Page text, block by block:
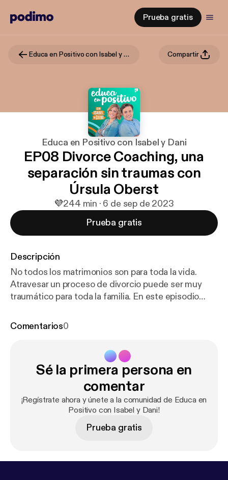
Prueba gratis
Educa en Positivo con Isabel y Dani Compartir
Educa en Positivo con Isabel y Dani
EP08 Divorce Coaching, una
separación sin traumas con
Úrsula Oberst
💜244 min · 6 de sep de 2023
Prueba gratis
Descripción
No todos los matrimonios son para toda la vida.
Atravesar un proceso de divorcio puede ser muy
traumático para toda la familia. En este episodio
puede ayudar a las parejas a comenzar un proyecto
terapia de pareja, terapia familiar y en Divorce
Coaching resolverá nuestras dudas sobre este tipo
de intervención, así como las diferencias que
existen con la mediación y con la terapia de pareja.
Educa en Positivo con Isabel y Dani cada miércoles
Comentarios0
Sé la primera persona en
comentar
¡Regístrate ahora y únete a la comunidad de Educa en
Positivo con Isabel y Dani!
Prueba gratis